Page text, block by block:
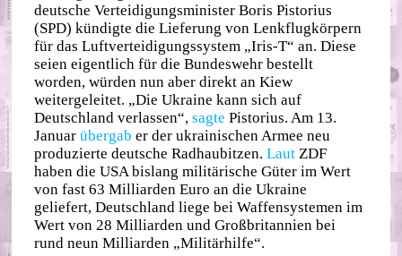
deutsche Verteidigungsminister Boris Pistorius
(SPD) kündigte die Lieferung von Lenkflugkörpern
für das Luftverteidigungssystem „Iris-T“ an. Diese
seien eigentlich für die Bundeswehr bestellt
worden, würden nun aber direkt an Kiew
weitergeleitet. „Die Ukraine kann sich auf
Deutschland verlassen“,sagte Pistorius. Am 13.
Januarübergab er der ukrainischen Armee neu
produzierte deutsche Radhaubitzen.Laut ZDF
haben die USA bislang militärische Güter im Wert
von fast 63 Milliarden Euro an die Ukraine
geliefert, Deutschland liege bei Waffensystemen im
Wert von 28 Milliarden und Großbritannien bei
rund neun Milliarden „Militärhilfe“.